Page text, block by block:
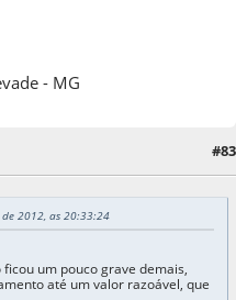
- MG
#83
2012, as 20:33:24
um pouco grave demais,
até um valor razoável, que